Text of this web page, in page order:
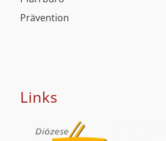
Prävention
Links